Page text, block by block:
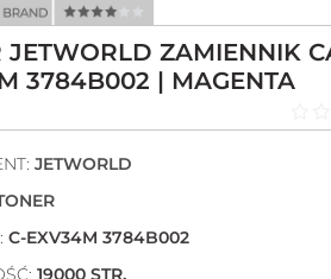
JETWORLD ZAMIENNIK
3784B002 | MAGENTA
JETWORLD
C-EXV34M 3784B002
19000 STR.